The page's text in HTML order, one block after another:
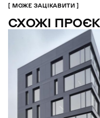
МОЖЕ ЗАЦІКАВИТИ
СХОЖІ